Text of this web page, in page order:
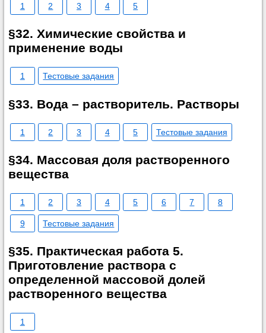
1 2 3 4 5
§32. Химические свойства и
применение воды
1 Тестовые задания
§33. Вода – растворитель. Растворы
1 2 3 4 5 Тестовые задания
§34. Массовая доля растворенного
вещества
1 2 3 4 5 6 7 8
9 Тестовые задания
§35. Практическая работа 5.
Приготовление раствора с
определенной массовой долей
растворенного вещества
1